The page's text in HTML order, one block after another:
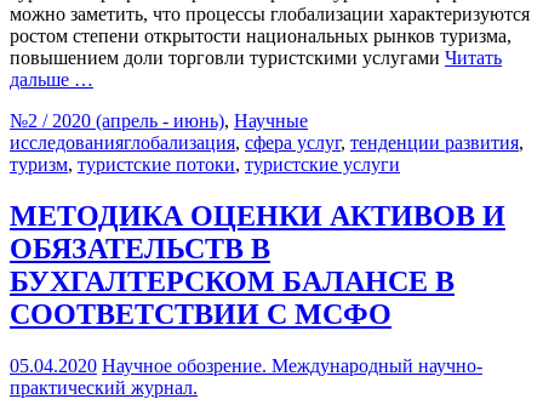
можно заметить, что процессы глобализации характеризуются
ростом степени открытости национальных рынков туризма,
повышением доли торговли туристскими услугами Читать
дальше …
№2 / 2020 (апрель - июнь), Научные
исследованияглобализация, сфера услуг, тенденции развития,
туризм, туристские потоки, туристские услуги
МЕТОДИКА ОЦЕНКИ АКТИВОВ И
ОБЯЗАТЕЛЬСТВ В
БУХГАЛТЕРСКОМ БАЛАНСЕ В
СООТВЕТСТВИИ С МСФО
05.04.2020 Научное обозрение. Международный научно-
практический журнал.